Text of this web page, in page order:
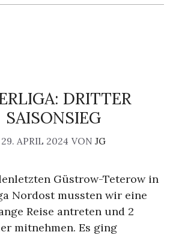
DRITTER
SAISONSIEG
29. APRIL 2024 VON JG
Güstrow-Teterow in
Nordost mussten wir eine
Reise antreten und 2
mitnehmen. Es ging